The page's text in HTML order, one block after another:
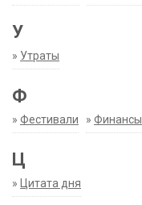
У
» Утраты
Ф
» Фестивали » Финансы
Ц
» Цитата дня